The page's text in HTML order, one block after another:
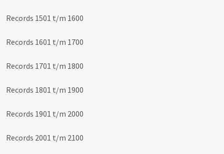
Records 1501 t/m 1600
Records 1601 t/m 1700
Records 1701 t/m 1800
Records 1801 t/m 1900
Records 1901 t/m 2000
Records 2001 t/m 2100